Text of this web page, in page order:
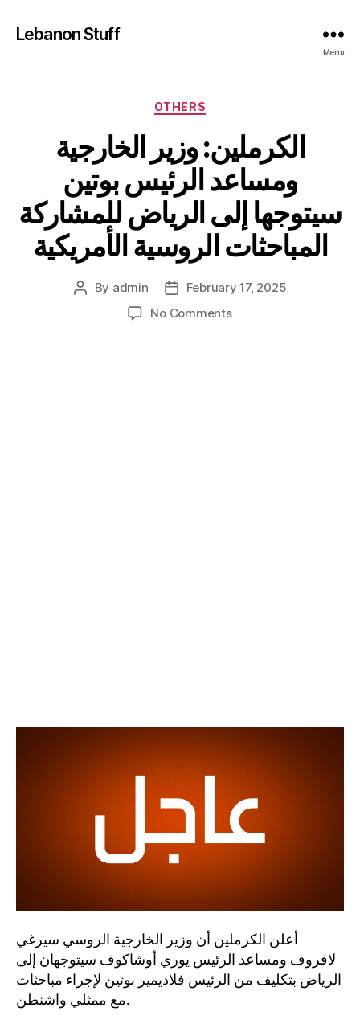
Lebanon Stuff
Menu
Categories
OTHERS
الكرملين: وزير الخارجية
ومساعد الرئيس بوتين
سيتوجها إلى الرياض للمشاركة
المباحثات الروسية الأمريكية
Post
By admin
Post
date
February 17, 2025
No Commentson
أعلن الكرملين أن وزير الخارجية الروسي سيرغي
لافروف ومساعد الرئيس يوري أوشاكوف سيتوجهان إلى
الرياض بتكليف من الرئيس فلاديمير بوتين لإجراء مباحثات
مع ممثلي واشنطن.